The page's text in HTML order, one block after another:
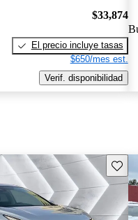
$33,874
El precio incluye tasas
$650/mes est.
Verif. disponibilidad